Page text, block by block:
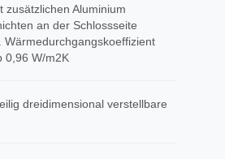
zusätzlichen Aluminium
an der Schlossseite
Wärmedurchgangskoeffizient
0,96 W/m2K
dreidimensional verstellbare